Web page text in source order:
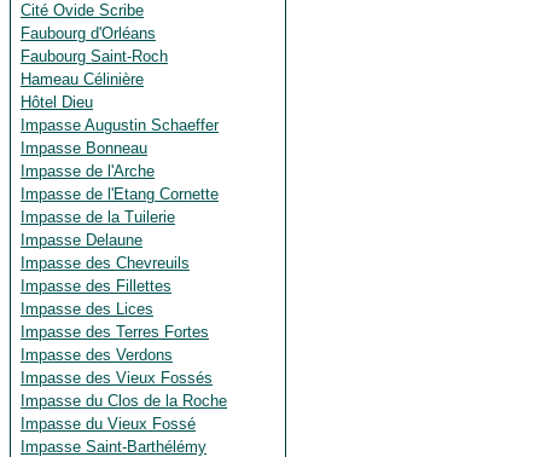
Cité Ovide Scribe
Faubourg d'Orléans
Faubourg Saint-Roch
Hameau Célinière
Hôtel Dieu
Impasse Augustin Schaeffer
Impasse Bonneau
Impasse de l'Arche
Impasse de l'Etang Cornette
Impasse de la Tuilerie
Impasse Delaune
Impasse des Chevreuils
Impasse des Fillettes
Impasse des Lices
Impasse des Terres Fortes
Impasse des Verdons
Impasse des Vieux Fossés
Impasse du Clos de la Roche
Impasse du Vieux Fossé
Impasse Saint-Barthélémy